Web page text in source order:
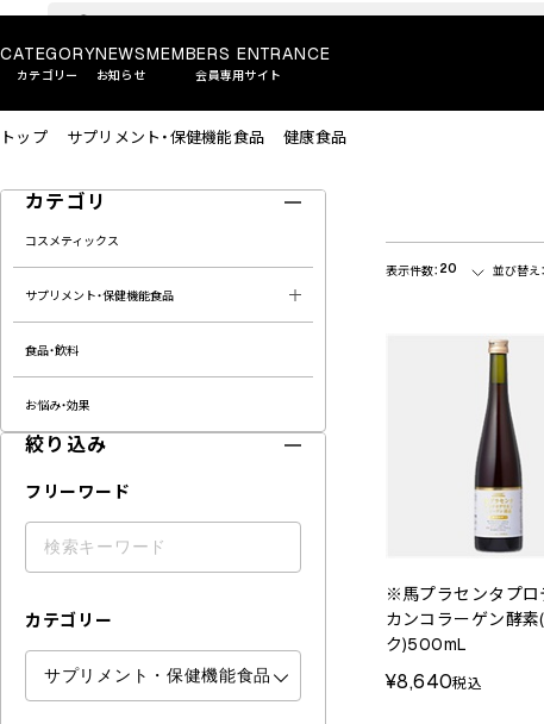
CATEGORY
カテゴリー
NEWS
お知らせ
MEMBERS ENTRANCE
会員専用サイト
トップ サプリメント・保健機能食品 健康食品
カテゴリ
コスメティックス
サプリメント・保健機能食品
食品・飲料
お悩み・効果
絞り込み
フリーワード
カテゴリー
表示件数： 20 並び替え：
※馬プラセンタプロ
カンコラーゲン酵素
ク)500mL
¥8,640税込